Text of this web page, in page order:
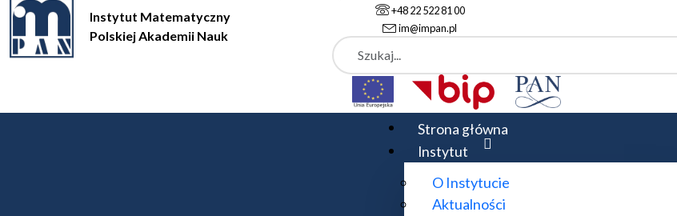
Instytut Matematyczny
Polskiej Akademii Nauk
+48 22 522 81 00
im@impan.pl
Szukaj
Strona główna
Instytut
O Instytucie
Aktualności
Instytut Matematyczny Polskiej Akademii Nauk Działalność naukowa Konferencje
XXXIX Konferencja